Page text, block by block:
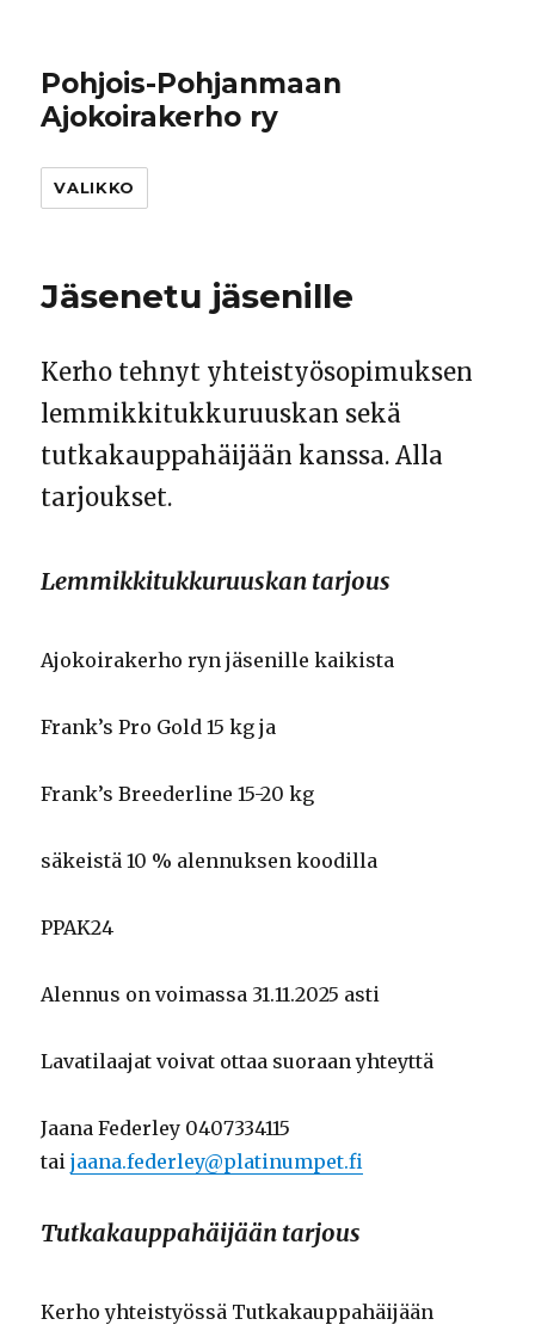
Pohjois-Pohjanmaan
Ajokoirakerho ry
VALIKKO
Jäsenetu jäsenille
Kerho tehnyt yhteistyösopimuksen
lemmikkitukkuruuskan sekä
tutkakauppahäijään kanssa. Alla
tarjoukset.
Lemmikkitukkuruuskan tarjous
Ajokoirakerho ryn jäsenille kaikista
Frank’s Pro Gold 15 kg ja
Frank’s Breederline 15-20 kg
säkeistä 10 % alennuksen koodilla
PPAK24
Alennus on voimassa 31.11.2025 asti
Lavatilaajat voivat ottaa suoraan yhteyttä
Jaana Federley 0407334115
taijaana.federley@platinumpet.fi
Tutkakauppahäijään tarjous
Kerho yhteistyössä Tutkakauppahäijään